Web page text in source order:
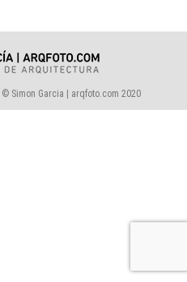
Simon Garcia | arqfoto.com 2020